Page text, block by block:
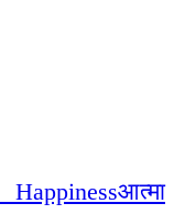
आत्मा